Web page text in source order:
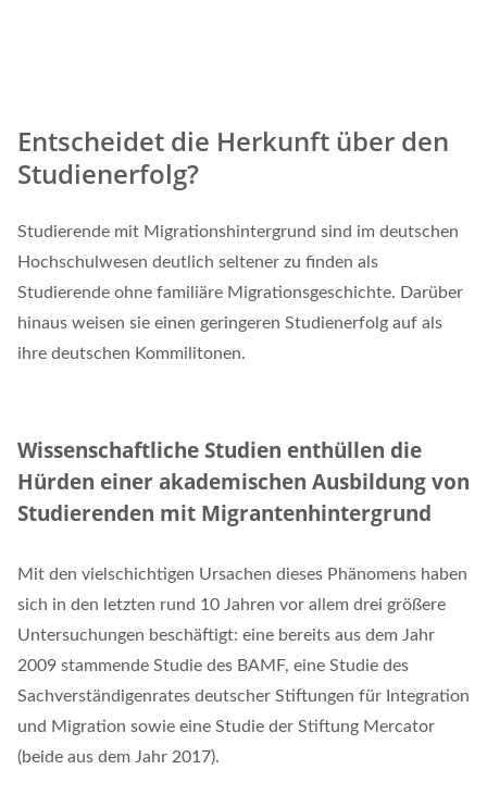
Entscheidet die Herkunft über den
Studienerfolg?
Studierende mit Migrationshintergrund sind im deutschen
Hochschulwesen deutlich seltener zu finden als
Studierende ohne familiäre Migrationsgeschichte. Darüber
hinaus weisen sie einen geringeren Studienerfolg auf als
ihre deutschen Kommilitonen.
Wissenschaftliche Studien enthüllen die
Hürden einer akademischen Ausbildung von
Studierenden mit Migrantenhintergrund
Mit den vielschichtigen Ursachen dieses Phänomens haben
sich in den letzten rund 10 Jahren vor allem drei größere
Untersuchungen beschäftigt: eine bereits aus dem Jahr
2009 stammende Studie des BAMF, eine Studie des
Sachverständigenrates deutscher Stiftungen für Integration
und Migration sowie eine Studie der Stiftung Mercator
(beide aus dem Jahr 2017).